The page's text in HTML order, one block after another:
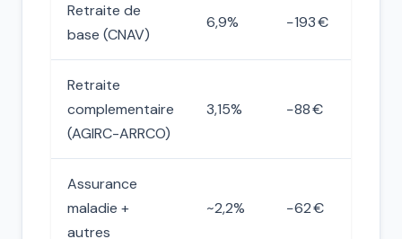
Retraite de
base (CNAV)
6,9% −193 €
Retraite
complementaire
(AGIRC-ARRCO)
3,15% −88 €
Assurance
maladie +
autres
~2,2% −62 €